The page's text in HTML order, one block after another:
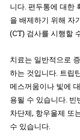
니다. 편두통에 대한
을 배제하기 위해 자
(CT) 검사를 시행할
치료는 일반적으로
하는 것입니다. 트립
메스꺼움이나 빛에
용될 수 있습니다.
차단제, 항우울제 또
수 있습니다.